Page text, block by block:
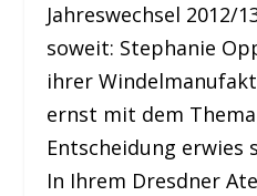
Jahreswechsel 2012/
soweit: Stephanie
ihrer
ernst mit dem
Entscheidung erwies
In Ihrem Dresdner